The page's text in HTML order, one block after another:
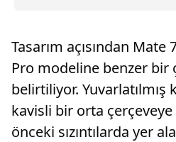
çekiyor.
Tasarım açısından Mate
Pro modeline benzer bir
belirtiliyor.
kavisli bir orta
önceki sızıntılarda yer